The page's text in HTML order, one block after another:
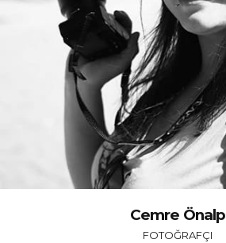
Cemre Önalp
FOTOĞRAFÇI